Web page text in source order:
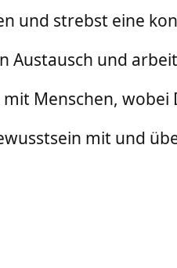
und strebst eine
Austausch und
Menschen,
mit und